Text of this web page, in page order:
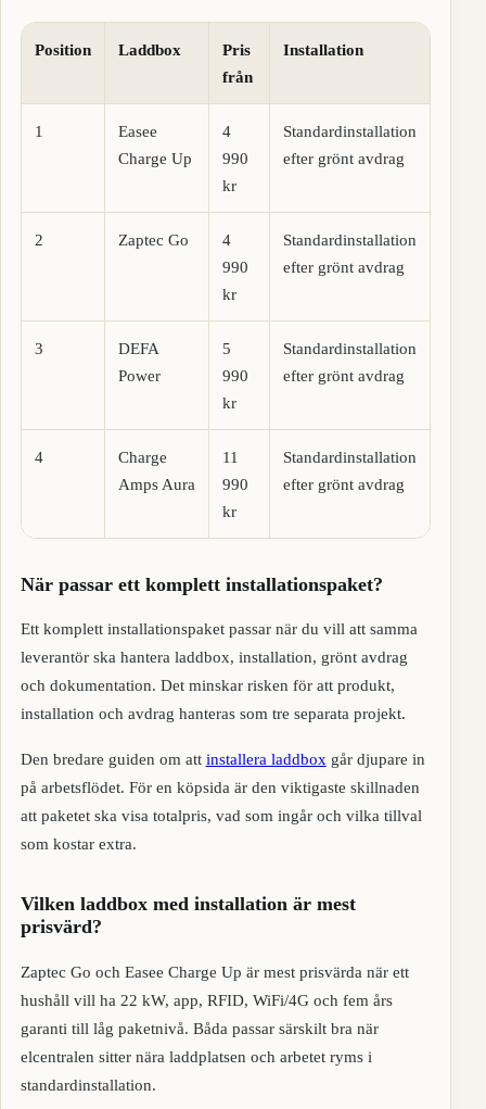
Position Laddbox
Pris
från
Installation
1
Easee
Charge Up
4
990
kr
Standardinstallation
efter grönt avdrag
2 Zaptec Go
4
990
kr
Standardinstallation
efter grönt avdrag
3
DEFA
Power
5
990
kr
Standardinstallation
efter grönt avdrag
4
Charge
Amps Aura
11
990
kr
Standardinstallation
efter grönt avdrag
När passar ett komplett installationspaket?
Ett komplett installationspaket passar när du vill att samma
leverantör ska hantera laddbox, installation, grönt avdrag
och dokumentation. Det minskar risken för att produkt,
installation och avdrag hanteras som tre separata projekt.
Den bredare guiden om att installera laddbox går djupare in
på arbetsflödet. För en köpsida är den viktigaste skillnaden
att paketet ska visa totalpris, vad som ingår och vilka tillval
som kostar extra.
Vilken laddbox med installation är mest
prisvärd?
Zaptec Go och Easee Charge Up är mest prisvärda när ett
hushåll vill ha 22 kW, app, RFID, WiFi/4G och fem års
garanti till låg paketnivå. Båda passar särskilt bra när
elcentralen sitter nära laddplatsen och arbetet ryms i
standardinstallation.